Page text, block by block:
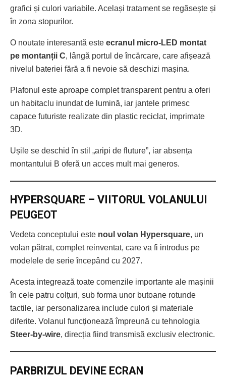
grafici și culori variabile. Același tratament se regăsește și
în zona stopurilor.
O noutate interesantă este ecranul micro-LED montat
pe montanții C, lângă portul de încărcare, care afișează
nivelul bateriei fără a fi nevoie să deschizi mașina.
Plafonul este aproape complet transparent pentru a oferi
un habitaclu inundat de lumină, iar jantele primesc
capace futuriste realizate din plastic reciclat, imprimate
3D.
Ușile se deschid în stil „aripi de fluture”, iar absența
montantului B oferă un acces mult mai generos.
HYPERSQUARE – VIITORUL VOLANULUI
PEUGEOT
Vedeta conceptului este noul volan Hypersquare, un
volan pătrat, complet reinventat, care va fi introdus pe
modelele de serie începând cu 2027.
Acesta integrează toate comenzile importante ale mașinii
în cele patru colțuri, sub forma unor butoane rotunde
tactile, iar personalizarea include culori și materiale
diferite. Volanul funcționează împreună cu tehnologia
Steer-by-wire, direcția fiind transmisă exclusiv electronic.
PARBRIZUL DEVINE ECRAN